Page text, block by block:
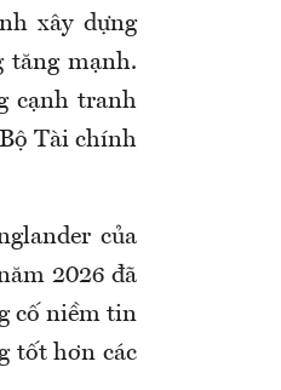
xây dựng
tăng mạnh.
cạnh tranh
Tài chính
của
2026 đã
cố niềm tin
tốt hơn các